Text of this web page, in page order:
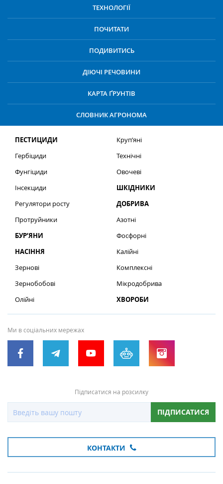
ТЕХНОЛОГІЇ
ПОЧИТАТИ
ПОДИВИТИСЬ
ДІЮЧІ РЕЧОВИНИ
КАРТА ҐРУНТІВ
СЛОВНИК АГРОНОМА
ПЕСТИЦИДИ
Гербіциди
Фунгіциди
Інсекциди
Регулятори росту
Протруйники
БУР’ЯНИ
НАСІННЯ
Зернові
Зернобобові
Олійні
Круп’яні
Технічні
Овочеві
ШКІДНИКИ
ДОБРИВА
Азотні
Фосфорні
Калійні
Комплексні
Мікродобрива
ХВОРОБИ
Ми в соціальних мережах
Підписатися на розсилку
ПІДПИСАТИСЯ
КОНТАКТИ